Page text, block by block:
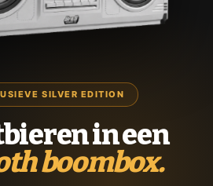
SILVER EDITION
in een
boombox.